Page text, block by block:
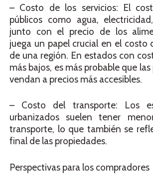
– Costo de los servicios: El
públicos como agua,
junto con el precio de los
juega un papel crucial en el costo
de una región. En estados con
más bajos, es más probable que
vendan a precios más accesibles.
– Costo del transporte: Los
urbanizados suelen tener
transporte, lo que también se
final de las propiedades.
Perspectivas para los compradores